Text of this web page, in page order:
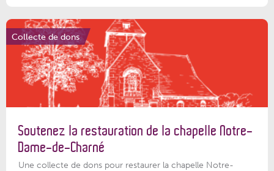
Collecte de dons
Soutenez la restauration de la chapelle Notre-
Dame-de-Charné
Une collecte de dons pour restaurer la chapelle Notre-